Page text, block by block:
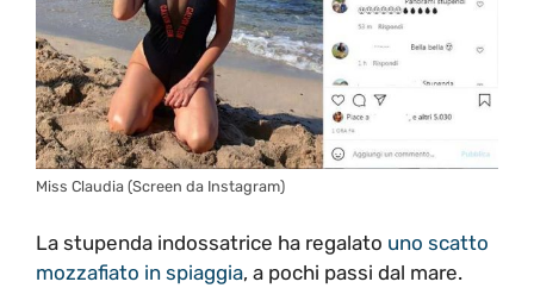
Miss Claudia (Screen da Instagram)
La stupenda indossatrice ha regalato uno scatto
mozzafiato in spiaggia, a pochi passi dal mare.